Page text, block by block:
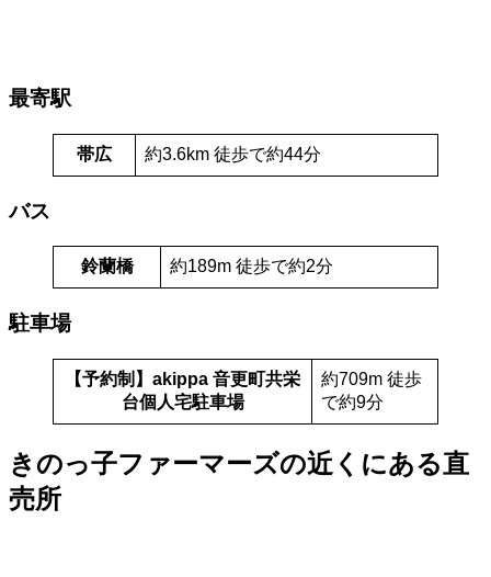
最寄駅
帯広 約3.6km 徒歩で約44分
バス
鈴蘭橋 約189m 徒歩で約2分
駐車場
【予約制】akippa 音更町共栄
台個人宅駐車場
約709m 徒歩
で約9分
きのっ子ファーマーズの近くにある直
売所